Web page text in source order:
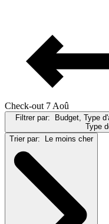
Check-out 7 Aoû
Filtrer par:
Budget, Type
Type
Trier par:
Le moins cher